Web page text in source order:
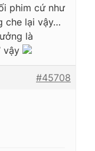
phim cứ như
che lại vậy…
là
vậy
#45708